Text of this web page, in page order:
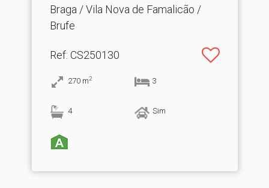
Braga / Vila Nova de Famalicão /
Brufe
Ref: CS250130
270 m2 3
4 Sim